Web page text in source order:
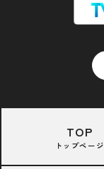
TOP
トップページ